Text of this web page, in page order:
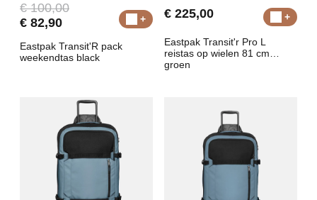
€ 100,00
€ 82,90
Eastpak Transit'R pack
weekendtas black
€ 225,00
Eastpak Transit'r Pro L
reistas op wielen 81 cm
groen